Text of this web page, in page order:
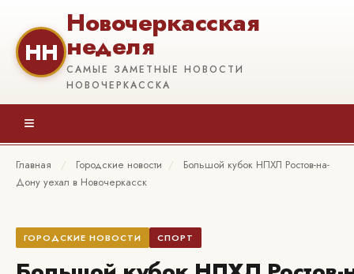
НН
Новочеркасская
неделя
САМЫЕ ЗАМЕТНЫЕ НОВОСТИ
НОВОЧЕРКАССКА
≡
Главная / Городские новости /
Большой кубок НПХЛ Ростов-на-
Дону уехал в Новочеркасск
ГОРОДСКИЕ НОВОСТИ СПОРТ